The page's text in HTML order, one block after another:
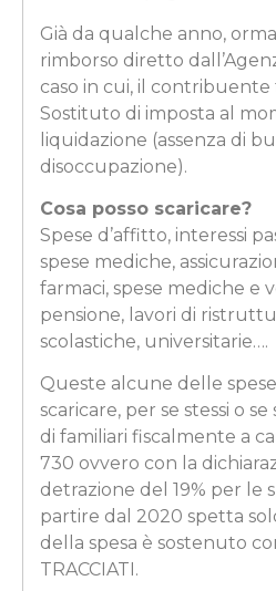
Già da qualche anno,
rimborso diretto
caso in cui, il contribuente
Sostituto di imposta al
liquidazione (assenza di
disoccupazione).
Cosa posso scaricare?
Spese d’affitto, interessi
spese mediche,
farmaci, spese mediche e
pensione, lavori di
scolastiche, universitarie….
Queste alcune delle
scaricare, per se stessi o
di familiari fiscalmente a
730 ovvero con la
detrazione del 19% per le
partire dal 2020 spetta
della spesa è sostenuto
TRACCIATI.